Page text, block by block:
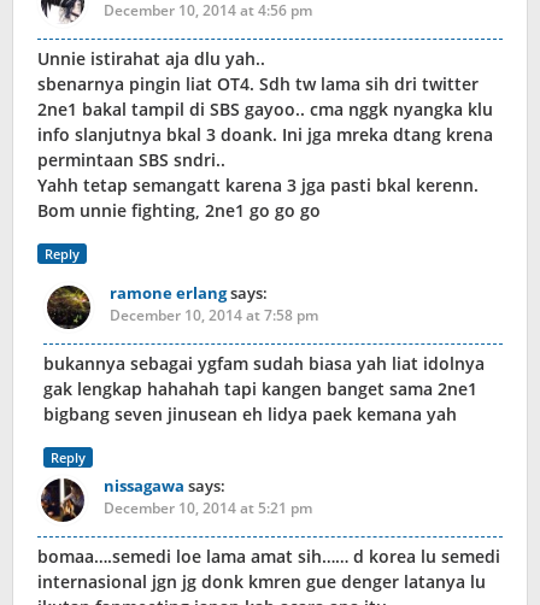
December 10, 2014 at 4:56 pm
Unnie istirahat aja dlu yah..
sbenarnya pingin liat OT4. Sdh tw lama sih dri twitter
2ne1 bakal tampil di SBS gayoo.. cma nggk nyangka klu
info slanjutnya bkal 3 doank. Ini jga mreka dtang krena
permintaan SBS sndri..
Yahh tetap semangatt karena 3 jga pasti bkal kerenn.
Bom unnie fighting, 2ne1 go go go
Reply
ramone erlangsays:
December 10, 2014 at 7:58 pm
bukannya sebagai ygfam sudah biasa yah liat idolnya
gak lengkap hahahah tapi kangen banget sama 2ne1
bigbang seven jinusean eh lidya paek kemana yah
Reply
nissagawa says:
December 10, 2014 at 5:21 pm
bomaa….semedi loe lama amat sih…… d korea lu semedi
internasional jgn jg donk kmren gue denger latanya lu